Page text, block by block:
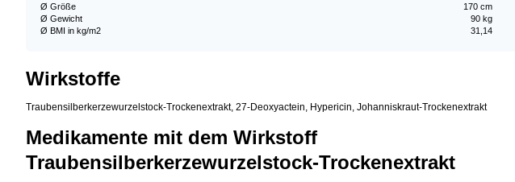
Ø Größe
170 cm
Ø Gewicht
90 kg
Ø BMI in kg/m2
31,14
Wirkstoffe
Traubensilberkerzewurzelstock-Trockenextrakt, 27-Deoxyactein, Hypericin, Johanniskraut-Trockenextrakt
Medikamente mit dem Wirkstoff
Traubensilberkerzewurzelstock-Trockenextrakt